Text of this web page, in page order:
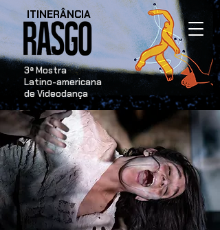
ITINERÂNCIA
​3ª Mostra
Latino-americana
de Videodança